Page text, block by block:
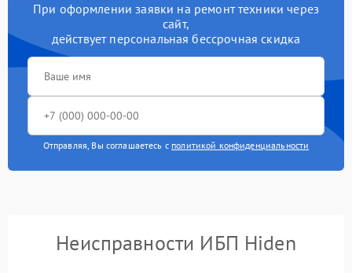
При оформлении заявки на ремонт техники через
сайт,
действует персональная бессрочная скидка
Отправляя, Вы соглашаетесь с политикой конфиденциальности
Неисправности ИБП Hiden